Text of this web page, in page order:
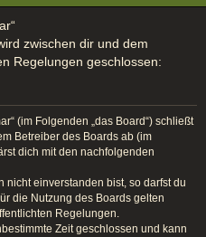
zwischen dir und dem
Regelungen geschlossen:
(im Folgenden „das Board“) schließt
Betreiber des Boards ab (im
dich mit den nachfolgenden
nicht einverstanden bist, so darfst du
die Nutzung des Boards gelten
Regelungen.
Zeit geschlossen und kann